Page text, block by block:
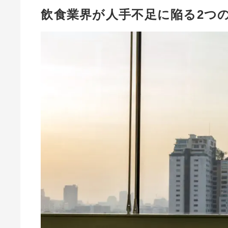
飲食業界が人手不足に陥る2つ